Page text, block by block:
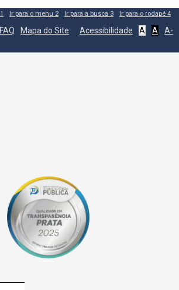
1 Ir para o menu 2 Ir para a busca 3 Ir para o rodapé 4
FAQ Mapa do Site Acessibilidade A A A-